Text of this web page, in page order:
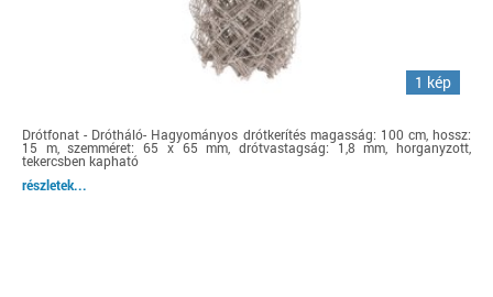
1 kép
Drótfonat - Drótháló- Hagyományos drótkerítés magasság: 100 cm, hossz:
15 m, szemméret: 65 x 65 mm, drótvastagság: 1,8 mm, horganyzott,
tekercsben kapható
részletek...